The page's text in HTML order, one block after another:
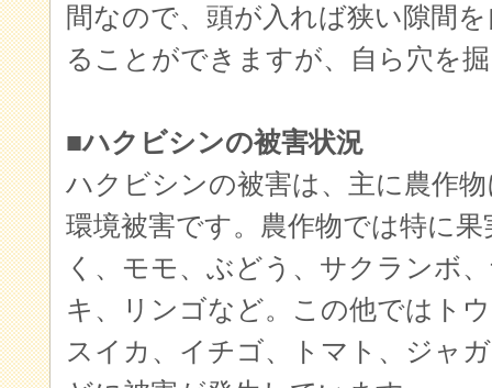
間なので、頭が入れば狭い隙間
ることができますが、自ら穴を
■ハクビシンの被害状況
ハクビシンの被害は、主に農作
環境被害です。農作物では特に
く、モモ、ぶどう、サクランボ
キ、リンゴなど。この他ではト
スイカ、イチゴ、トマト、ジャ